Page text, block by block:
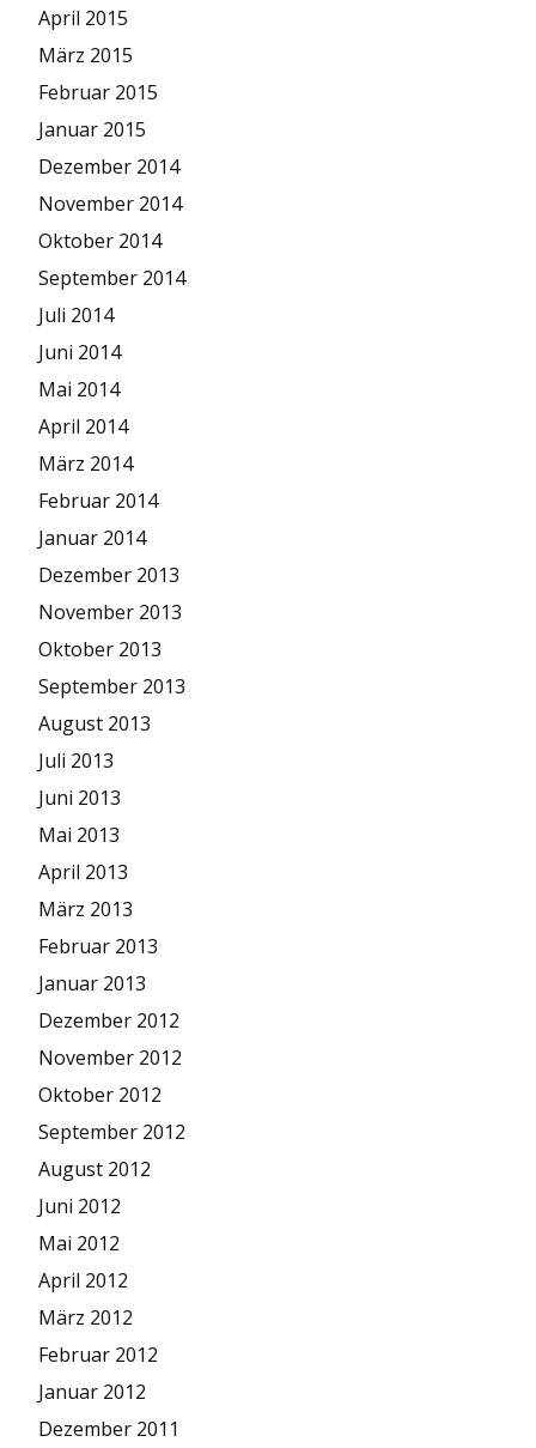
April 2015
März 2015
Februar 2015
Januar 2015
Dezember 2014
November 2014
Oktober 2014
September 2014
Juli 2014
Juni 2014
Mai 2014
April 2014
März 2014
Februar 2014
Januar 2014
Dezember 2013
November 2013
Oktober 2013
September 2013
August 2013
Juli 2013
Juni 2013
Mai 2013
April 2013
März 2013
Februar 2013
Januar 2013
Dezember 2012
November 2012
Oktober 2012
September 2012
August 2012
Juni 2012
Mai 2012
April 2012
März 2012
Februar 2012
Januar 2012
Dezember 2011